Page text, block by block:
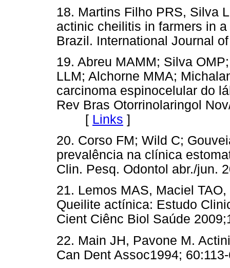
18. Martins Filho PRS, Silva
actinic cheilitis in farmers in
Brazil. International Journal
19. Abreu MAMM; Silva
LLM; Alchorne MMA;
carcinoma espinocelular do
Rev Bras Otorrinolaringol
[ Links ]
20. Corso FM; Wild C;
prevalência na clínica
Clin. Pesq. Odontol abr./
21. Lemos MAS, Maciel
Queilite actínica: Estudo
Cient Ciênc Biol Saúde
22. Main JH, Pavone M.
Can Dent Assoc1994;